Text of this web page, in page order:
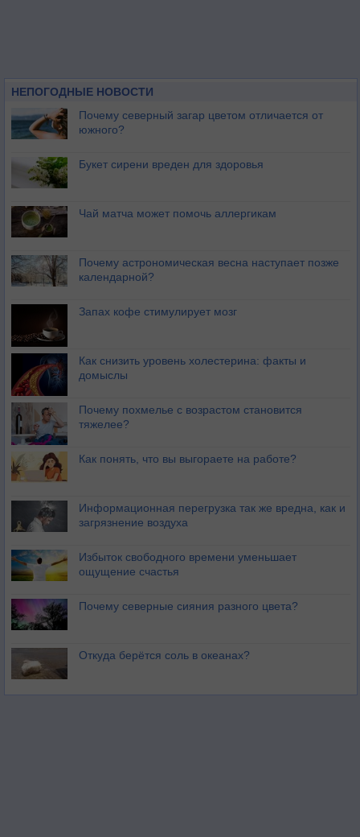
НЕПОГОДНЫЕ НОВОСТИ
Почему северный загар цветом отличается от
южного?
Букет сирени вреден для здоровья
Чай матча может помочь аллергикам
Почему астрономическая весна наступает позже
календарной?
Запах кофе стимулирует мозг
Как снизить уровень холестерина: факты и
домыслы
Почему похмелье с возрастом становится
тяжелее?
Как понять, что вы выгораете на работе?
Информационная перегрузка так же вредна, как и
загрязнение воздуха
Избыток свободного времени уменьшает
ощущение счастья
Почему северные сияния разного цвета?
Откуда берётся соль в океанах?